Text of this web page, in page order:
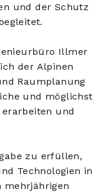
und der Schutz
Illmer
der Alpinen
Raumplanung
und möglichst
und
zu erfüllen,
Technologien in
mehrjährigen